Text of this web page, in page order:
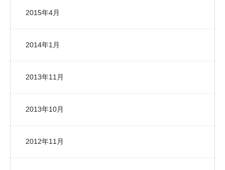
2015年4月
2014年1月
2013年11月
2013年10月
2012年11月